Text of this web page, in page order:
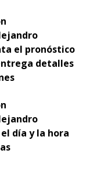
el pronóstico
detalles
día y la hora